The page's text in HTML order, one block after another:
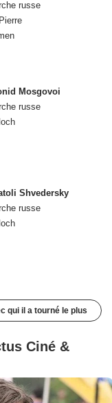
russe
Mosgovoi
russe
Shvedersky
russe
qui il a tourné le plus
Ciné &